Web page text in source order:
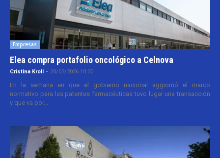
Empresas
Elea compra portafolio oncológico a Celnova
Cristina Kroll - 20/03/2026 10:30
En la semana en que el gobierno nacional aggiornó el marco
normativo para las patentes farmacéuticas tuvo lugar una transacción
y que va por...